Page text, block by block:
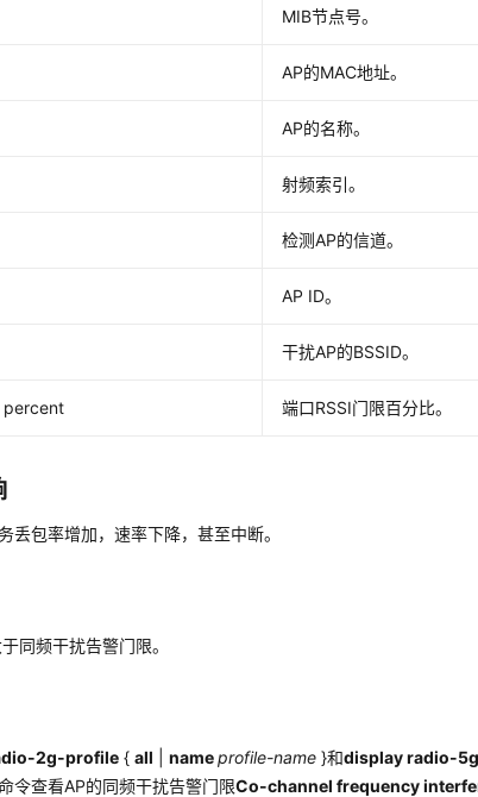
MIB节点号。
AP的MAC地址。
AP的名称。
射频索引。
检测AP的信道。
AP ID。
干扰AP的BSSID。
percent 端口RSSI门限百分比。
丢包率增加，速率下降，甚至中断。
同频干扰告警门限。
2g-profile {all |nameprofile-name }和display radio-
令查看AP的同频干扰告警门限Co-channel frequency